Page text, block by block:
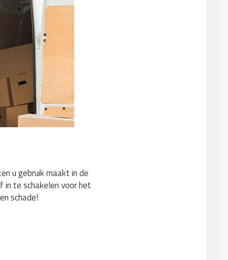
u gebruik maakt in de
in te schakelen voor het
schade!